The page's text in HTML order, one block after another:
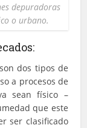
depuradoras
o urbano.
dos tipos de
a procesos de
sean físico –
que este
ser clasificado